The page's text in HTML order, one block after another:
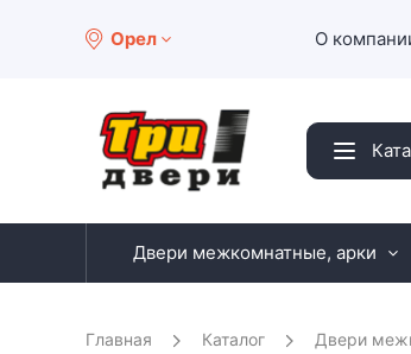
Орел О
Двери межкомнатные, арки
Главная Каталог Двери